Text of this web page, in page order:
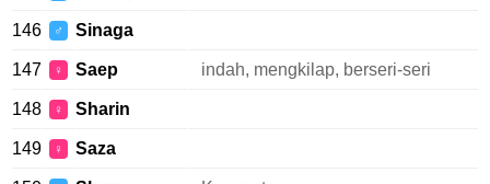
146 ♂ Sinaga
147 ♀ Saep indah, mengkilap, berseri-seri
148 ♀ Sharin
149 ♀ Saza